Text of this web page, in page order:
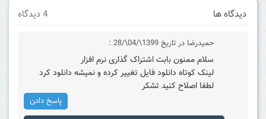
دیدگاه ها 4 دیدگاه
حمیدرضا در تاریخ 1399\/04\/28 :
سلام ممنون بابت اشتراک گذاری نرم افزار
لینک کوتاه دانلود فایل تغییر کرده و نمیشه دانلود کرد
لطفا اصلاح کنید تشکر
پاسخ دادن